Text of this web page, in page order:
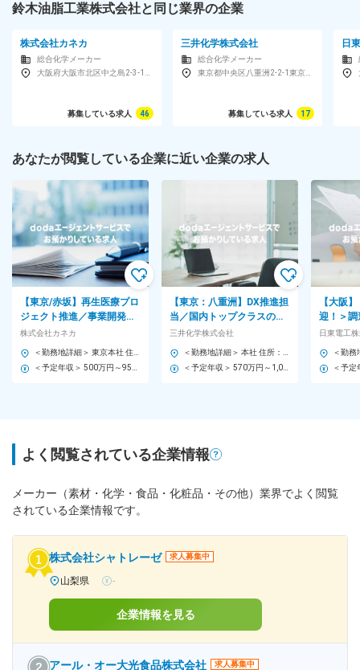
鈴木油脂工業株式会社と同じ業界の企業
株式会社カネカ
総合化学メーカー
募集している求人 46
三井化学株式会社
総合化学メーカー
募集している求人 17
日
あなたが閲覧している企業に近い企業の求人
【東京/赤坂】再生医療プロ
ジェクト推進／事業開発
東証プライム上場化学メー
カー/研修手当充実
株式会社カネカ
【東京：八重洲】DX推進担
当／国内トップクラスの総
合化学メーカー／土日祝休
み・フレックス
三井化学株式会社
【大阪
迎！＞調
ム等) ※東証プライム上場・
高機能
日東電工
よく閲覧されている企業情報
メーカー（素材・化学・食品・化粧品・その他）業界でよく閲覧
されている企業情報です。
株式会社シャトレーゼ 求人募集中
山梨県 -
企業情報を見る
アール・オー大光食品株式会社 求人募集中